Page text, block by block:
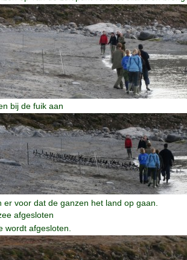
bij de fuik aan
er voor dat de ganzen het land op gaan.
wordt afgesloten.